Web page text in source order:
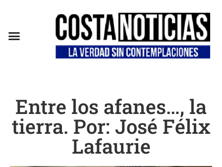
Entre los afanes…, la
tierra. Por: José Félix
Lafaurie